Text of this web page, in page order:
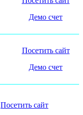
Демо счет
Посетить сайт
Демо счет
Посетить сайт